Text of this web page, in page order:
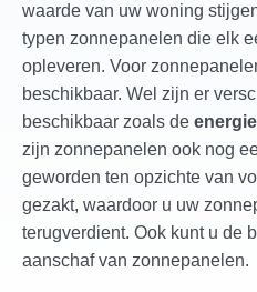
waarde van uw woning
typen zonnepanelen die elk
opleveren. Voor
beschikbaar. Wel zijn er
beschikbaar zoals de
zijn zonnepanelen ook nog
geworden ten opzichte van
gezakt, waardoor u uw
terugverdient. Ook kunt u de
aanschaf van zonnepanelen.